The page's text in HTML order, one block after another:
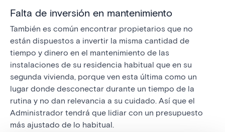
Falta de inversión en mantenimiento
También es común encontrar propietarios que no
están dispuestos a invertir la misma cantidad de
tiempo y dinero en el mantenimiento de las
instalaciones de su residencia habitual que en su
segunda vivienda, porque ven esta última como un
lugar donde desconectar durante un tiempo de la
rutina y no dan relevancia a su cuidado. Así que el
Administrador tendrá que lidiar con un presupuesto
más ajustado de lo habitual.